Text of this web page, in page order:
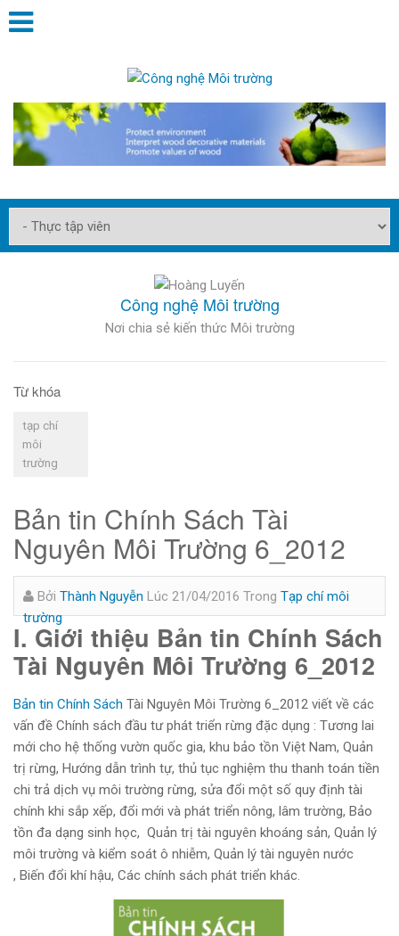
Công nghệ Môi trường
Nơi chia sẻ kiến thức Môi trường
Từ khóa
tạp chí
môi
trường
Bản tin Chính Sách Tài
Nguyên Môi Trường 6_2012
Bởi Thành Nguyễn Lúc 21/04/2016 Trong Tạp chí môi
trường
I. Giới thiệu Bản tin Chính Sách
Tài Nguyên Môi Trường 6_2012
Bản tin Chính Sách Tài Nguyên Môi Trường 6_2012 viết về các
vấn đề Chính sách đầu tư phát triển rừng đặc dụng : Tương lai
mới cho hệ thống vườn quốc gia, khu bảo tồn Việt Nam, Quản
trị rừng, Hướng dẫn trình tự, thủ tục nghiệm thu thanh toán tiền
chi trả dịch vụ môi trường rừng, sửa đổi một số quy định tài
chính khi sắp xếp, đổi mới và phát triển nông, lâm trường, Bảo
tồn đa dạng sinh học, Quản trị tài nguyên khoáng sản, Quản lý
môi trường và kiểm soát ô nhiễm, Quản lý tài nguyên nước
, Biến đổi khí hậu, Các chính sách phát triển khác.